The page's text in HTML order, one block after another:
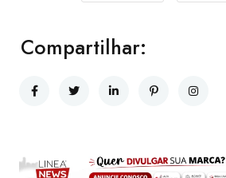
Compartilhar: